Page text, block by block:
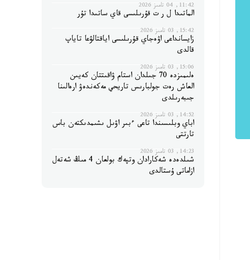
11:42, 04 تامىز 2026
الماتىدا ل ر ت قۇرىلىسى قاي ساتىدا تۇر
15:42, 03 تامىز 2026
زايسانداعى اۋەجاي قۇرىلىسى اياقتالۋعا تاياپ
قالدى
15:06, 03 تامىز 2026
ەلىمىزدە 70 جىلدان استام ۋاقىتتان كەيىن
العاش رەت جولبارىس تاريحي مەكەندەۋ ارەالىنا
جىبەرىلدى
14:52, 03 تامىز 2026
اباي وبلىسىندا تاعى ءبىر اۋىل ىشىمدىكتەن باس
تارتتى
14:23, 03 تامىز 2026
شىلدەدە شەكارادان وتپەك بولعان 4 مىڭ شەتەل
ازاماتى ۇستالدى